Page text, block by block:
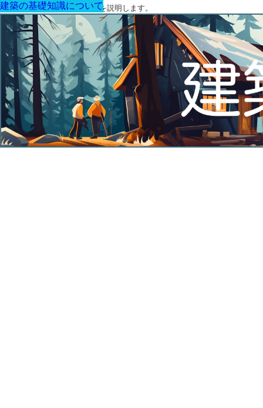
建築に関する用語と関連法令を説明します。
建築の基礎知識について
建築の基礎知識について
建築の基礎知識について
建築の基礎知識について
建築の基礎知識について
建築の基礎知識について
建築の基礎知識について